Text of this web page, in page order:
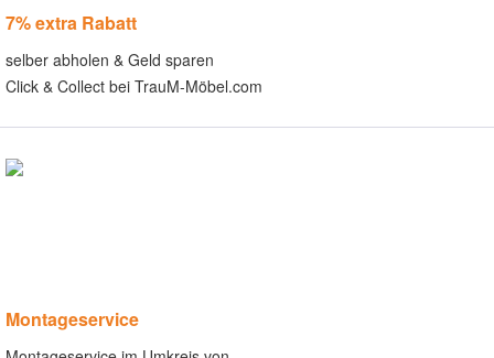
7% extra Rabatt
selber abholen & Geld sparen
Click & Collect bei TrauM-Möbel.com
Montageservice